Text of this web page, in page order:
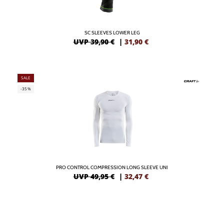
SC SLEEVES LOWER LEG
UVP 39,90 € | 31,90 €
SALE
-35%
PRO CONTROL COMPRESSION LONG SLEEVE UNI
UVP 49,95 € | 32,47 €